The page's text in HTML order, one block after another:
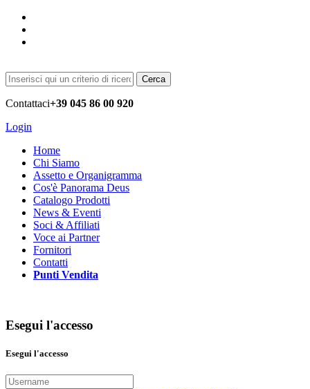
Cerca
Contattaci+39 045 86 00 920
Login
Home
Chi Siamo
Assetto e Organigramma
Cos'è Panorama Deus
Catalogo Prodotti
News & Eventi
Soci & Affiliati
Voce ai Partner
Fornitori
Contatti
Punti Vendita
Esegui l'accesso
Esegui l'accesso